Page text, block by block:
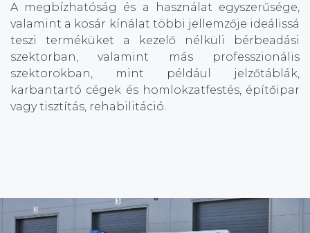
A megbízhatóság és a használat egyszerűsége,
valamint a kosár kínálat többi jellemzője ideálissá
teszi terméküket a kezelő nélküli bérbeadási
szektorban, valamint más professzionális
szektorokban, mint például jelzőtáblák,
karbantartó cégek és homlokzatfestés, építőipar
vagy tisztítás, rehabilitáció.